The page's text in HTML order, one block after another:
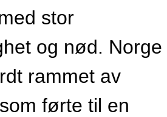
stor
og nød. Norge
rammet av
førte til en